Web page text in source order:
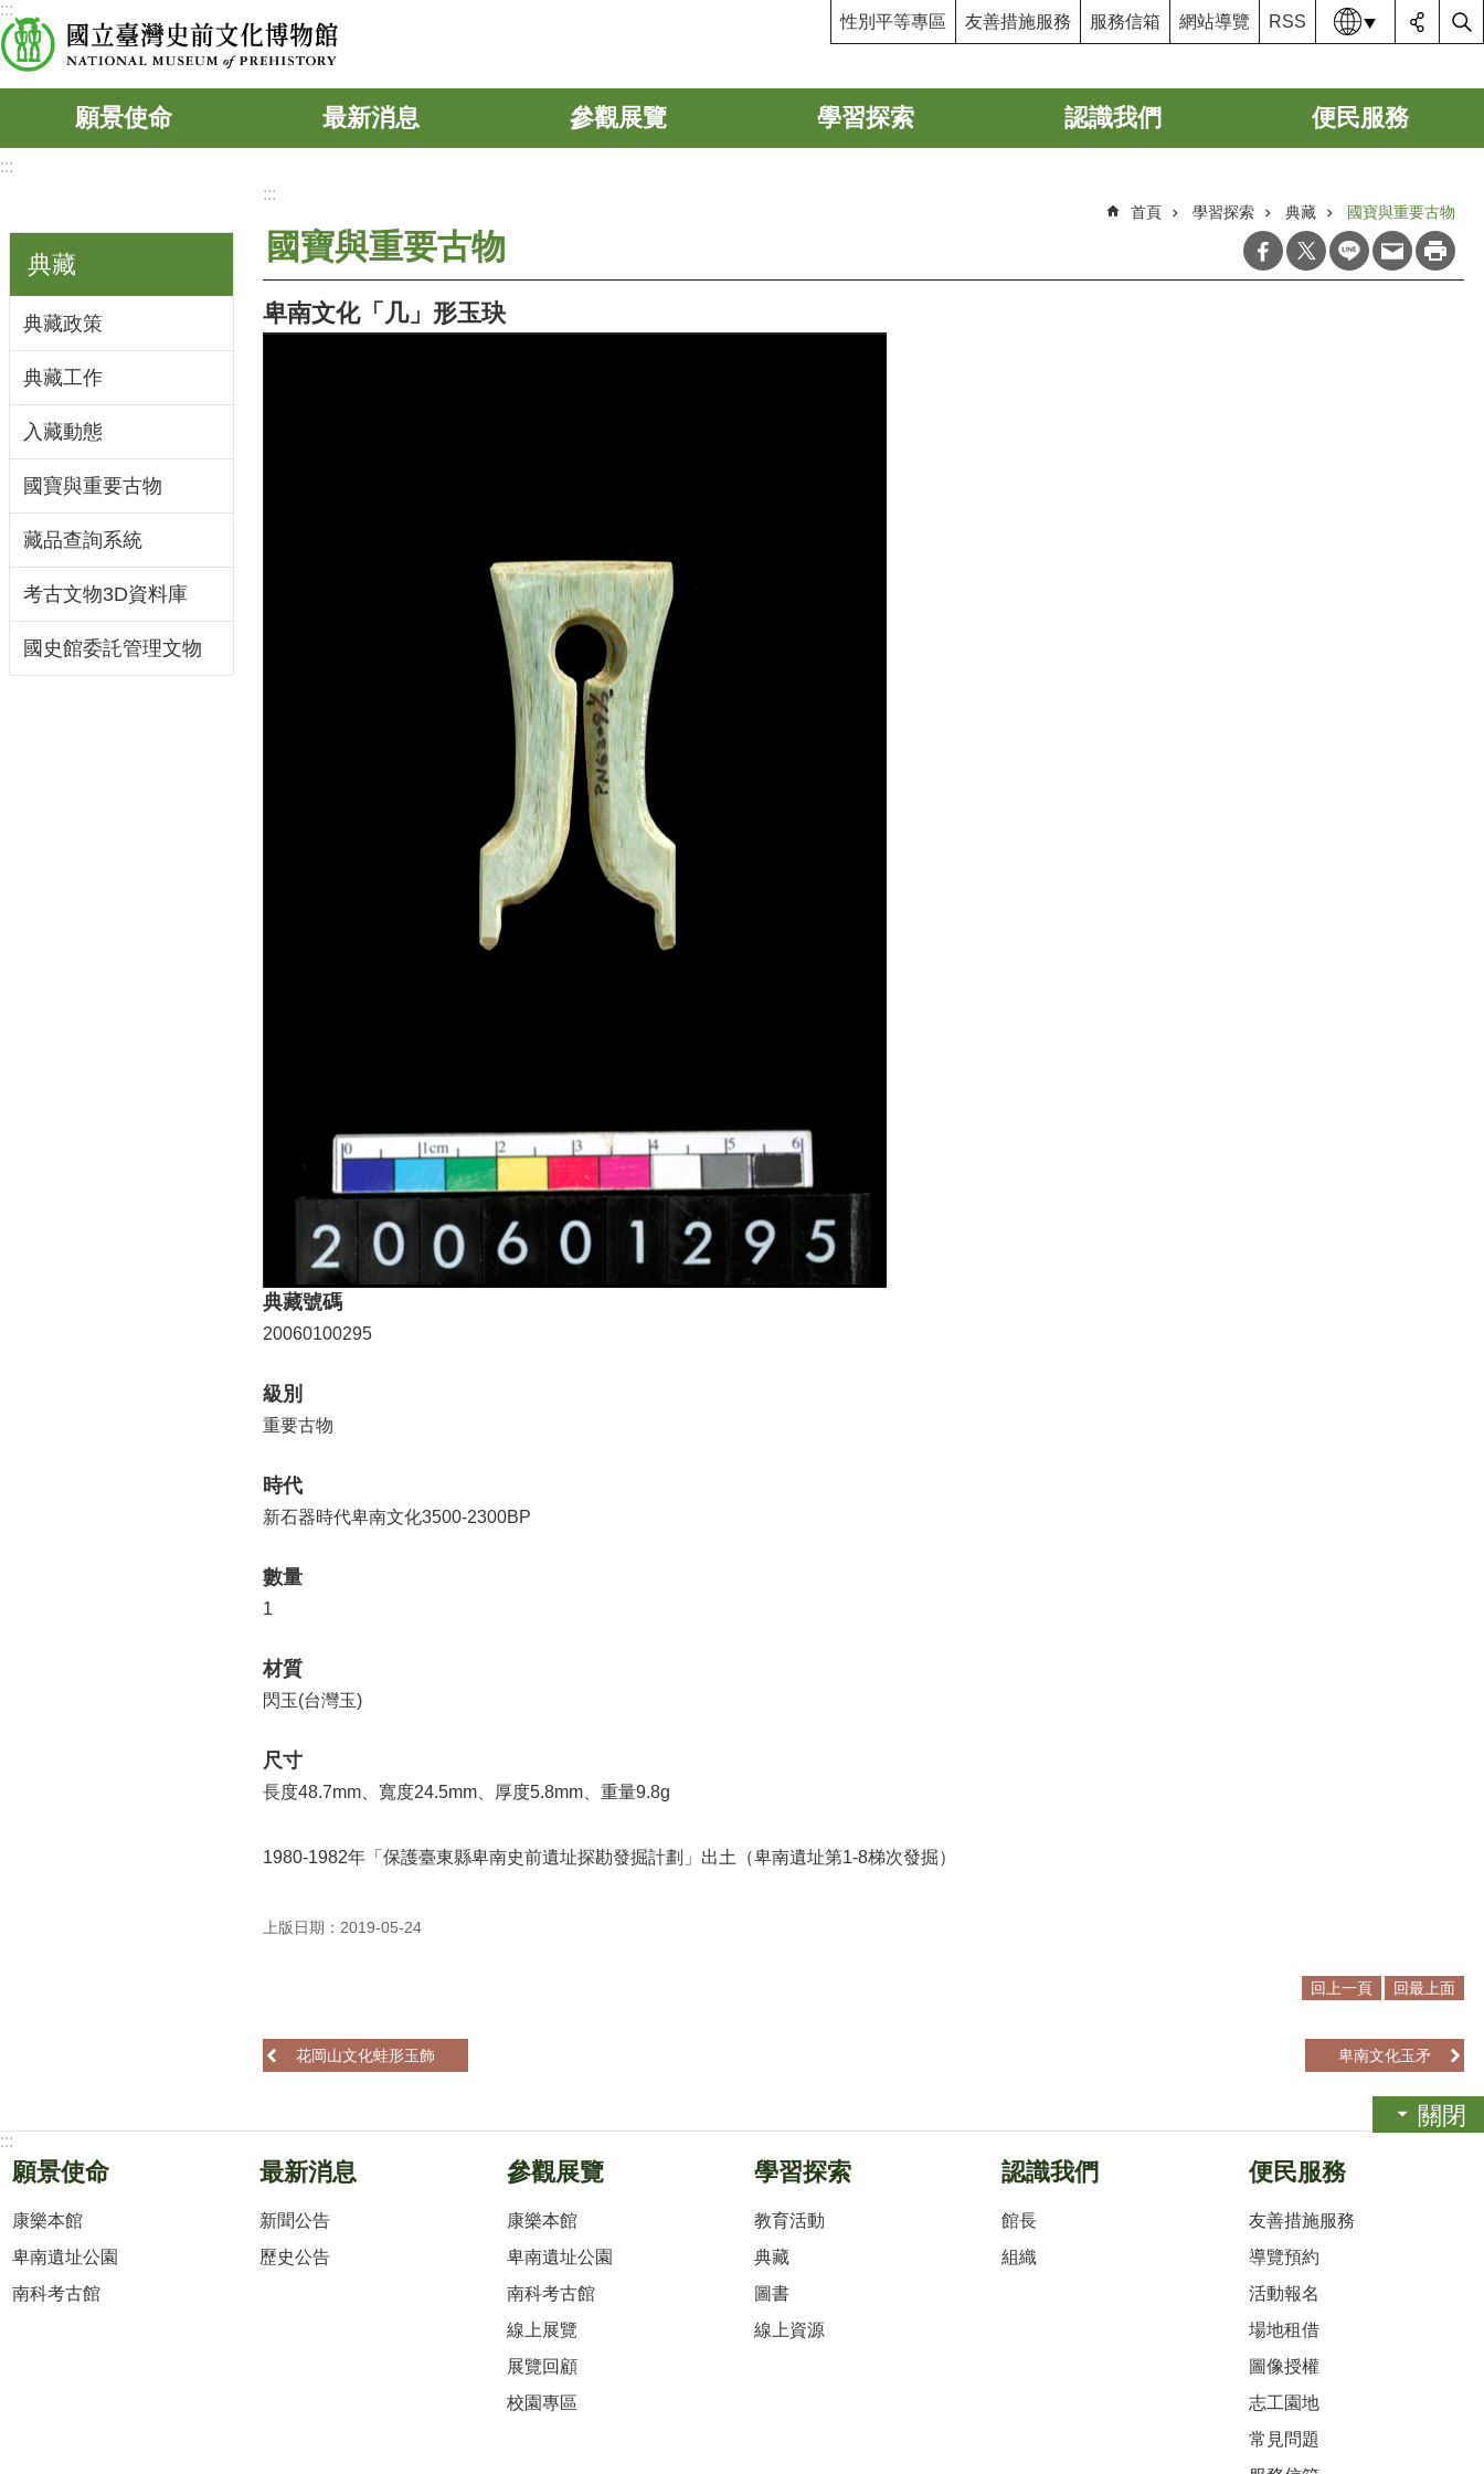
跳到主要內容區塊
:::
性別平等專區 友善措施服務 服務信箱 網站導覽 RSS 語系
願景使命 最新消息 參觀展覽 學習探索 認識我們 便民服務
:::
典藏
典藏政策
典藏工作
入藏動態
國寶與重要古物
藏品查詢系統
考古文物3D資料庫
國史館委託管理文物
:::
首頁 學習探索 典藏 國寶與重要古物
國寶與重要古物
卑南文化「几」形玉玦
典藏號碼
20060100295
級別
重要古物
時代
新石器時代卑南文化3500-2300BP
數量
1
材質
閃玉(台灣玉)
尺寸
長度48.7mm、寬度24.5mm、厚度5.8mm、重量9.8g
1980-1982年「保護臺東縣卑南史前遺址探勘發掘計劃」出土（卑南遺址第1-8梯次發掘）
上版日期：2019-05-24
回上一頁 回最上面
花岡山文化蛙形玉飾 卑南文化玉矛
關閉
:::
願景使命
康樂本館
卑南遺址公園
南科考古館
最新消息
新聞公告
歷史公告
參觀展覽
康樂本館
卑南遺址公園
南科考古館
線上展覽
展覽回顧
校園專區
學習探索
教育活動
典藏
圖書
線上資源
認識我們
館長
組織
便民服務
友善措施服務
導覽預約
活動報名
場地租借
圖像授權
志工園地
常見問題